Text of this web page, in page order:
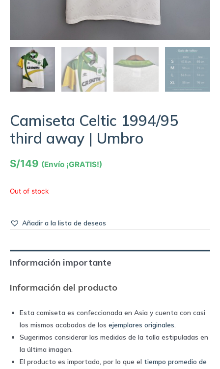
Camiseta Celtic 1994/95
third away | Umbro
S/149 (Envío ¡GRATIS!)
Out of stock
Añadir a la lista de deseos
Información importante
Información del producto
Esta camiseta es confeccionada en Asia y cuenta con casi
los mismos acabados de los ejemplares originales
Sugerimos considerar las medidas de la talla estipuladas en
la última imagen.
El producto es importado, por lo que el tiempo promedio de